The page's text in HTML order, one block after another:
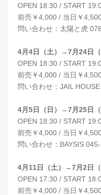
OPEN 18:30 / START
前売￥4,000 / 当日￥
問い合わせ：太陽と虎
4月4日（土）→7月24日
OPEN 18:30 / START
前売￥4,000 / 当日￥
問い合わせ：JAIL
4月5日（日）→7月25日
OPEN 18:30 / START
前売￥4,000 / 当日￥
問い合わせ：BAYSIS
4月11日（土）→7月2日
OPEN 17:30 / START
前売￥4,000 / 当日￥